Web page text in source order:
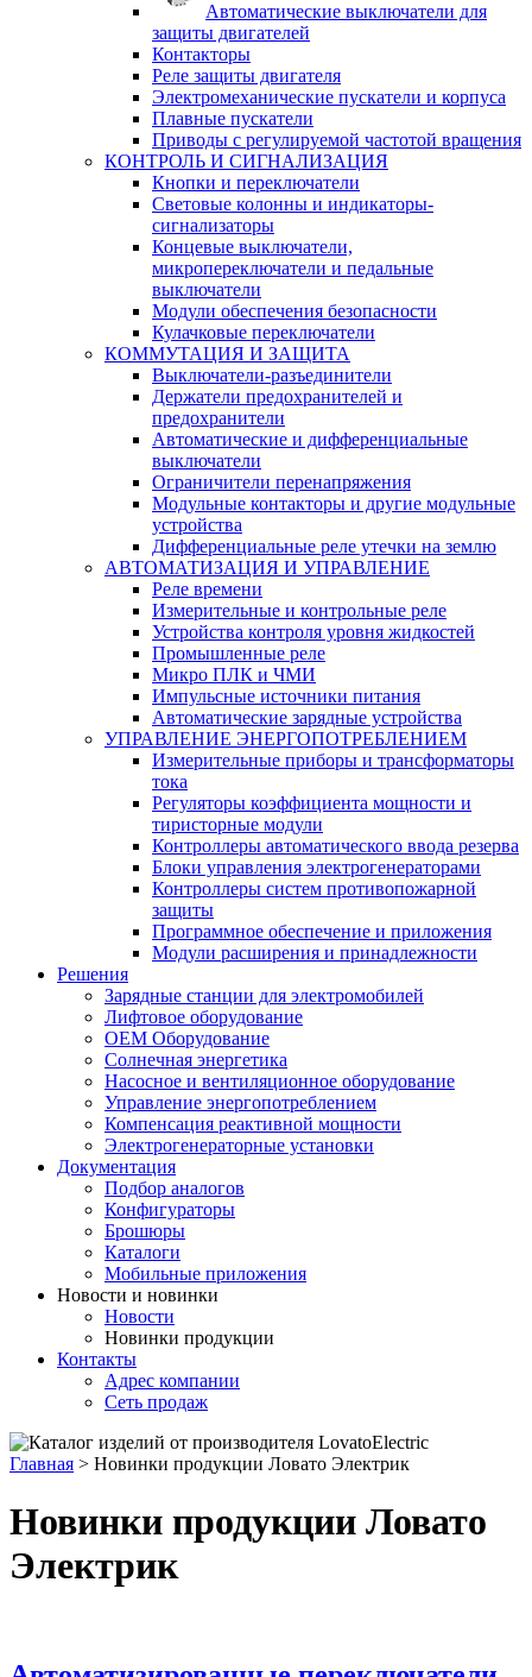
Автоматические выключатели для
защиты двигателей
Контакторы
Реле защиты двигателя
Электромеханические пускатели и корпуса
Плавные пускатели
Приводы с регулируемой частотой вращения
КОНТРОЛЬ И СИГНАЛИЗАЦИЯ
Кнопки и переключатели
Световые колонны и индикаторы-
сигнализаторы
Концевые выключатели,
микропереключатели и педальные
выключатели
Модули обеспечения безопасности
Кулачковые переключатели
КОММУТАЦИЯ И ЗАЩИТА
Выключатели-разъединители
Держатели предохранителей и
предохранители
Автоматические и дифференциальные
выключатели
Ограничители перенапряжения
Модульные контакторы и другие модульные
устройства
Дифференциальные реле утечки на землю
АВТОМАТИЗАЦИЯ И УПРАВЛЕНИЕ
Реле времени
Измерительные и контрольные реле
Устройства контроля уровня жидкостей
Промышленные реле
Микро ПЛК и ЧМИ
Импульсные источники питания
Автоматические зарядные устройства
УПРАВЛЕНИЕ ЭНЕРГОПОТРЕБЛЕНИЕМ
Измерительные приборы и трансформаторы
тока
Регуляторы коэффициента мощности и
тиристорные модули
Контроллеры автоматического ввода резерва
Блоки управления электрогенераторами
Контроллеры систем противопожарной
защиты
Программное обеспечение и приложения
Модули расширения и принадлежности
Решения
Зарядные станции для электромобилей
Лифтовое оборудование
ОЕМ Оборудование
Солнечная энергетика
Насосное и вентиляционное оборудование
Управление энергопотреблением
Компенсация реактивной мощности
Электрогенераторные установки
Документация
Подбор аналогов
Конфигураторы
Брошюры
Каталоги
Мобильные приложения
Новости и новинки
Новости
Новинки продукции
Контакты
Адрес компании
Сеть продаж
Главная > Новинки продукции Ловато Электрик
Новинки продукции Ловато
Электрик